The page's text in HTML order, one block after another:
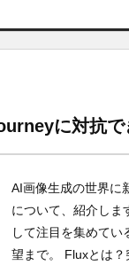
に対抗で
AI画像生成の世界に
について、紹介しま
して注目を集めて
望まで。 Fluxとは？